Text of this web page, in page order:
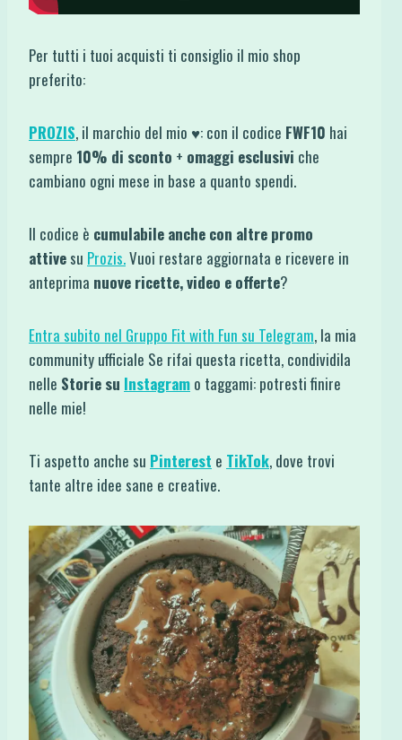
Per tutti i tuoi acquisti ti consiglio il mio shop
preferito:
PROZIS, il marchio del mio ♥: con il codice FWF10 hai
sempre 10% di sconto + omaggi esclusivi che
cambiano ogni mese in base a quanto spendi.
Il codice è cumulabile anche con altre promo
attive su Prozis.Vuoi restare aggiornata e ricevere in
anteprima nuove ricette, video e offerte?
Entra subito nel Gruppo Fit with Fun su Telegram, la mia
community ufficiale Se rifai questa ricetta, condividila
nelle Storie su Instagram o taggami: potresti finire
nelle mie!
Ti aspetto anche su Pinterest e TikTok, dove trovi
tante altre idee sane e creative.